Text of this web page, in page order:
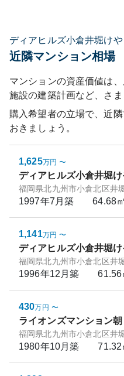
ディアヒルズ小倉井堀け
近隣マンション相場
マンションの資産価値は
施設の建築計画など、さ
購入希望者の立場で、近
おきましょう。
1,625万円 〜
ディアヒルズ小倉井堀
福岡県北九州市小倉北区井
1997年7月築 64.68
1,141万円 〜
ディアヒルズ小倉井堀
福岡県北九州市小倉北区井
1996年12月築 61.56
430万円 〜
ライオンズマンション
福岡県北九州市小倉北区井
1980年10月築 71.32